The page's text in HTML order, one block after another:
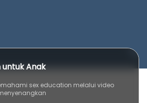
untuk Anak
sex education melalui video